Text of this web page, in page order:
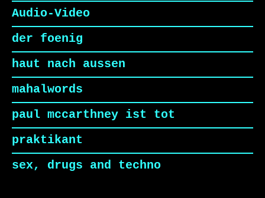
Audio-Video
der foenig
haut nach aussen
mahalwords
paul mccarthney ist tot
praktikant
sex, drugs and techno